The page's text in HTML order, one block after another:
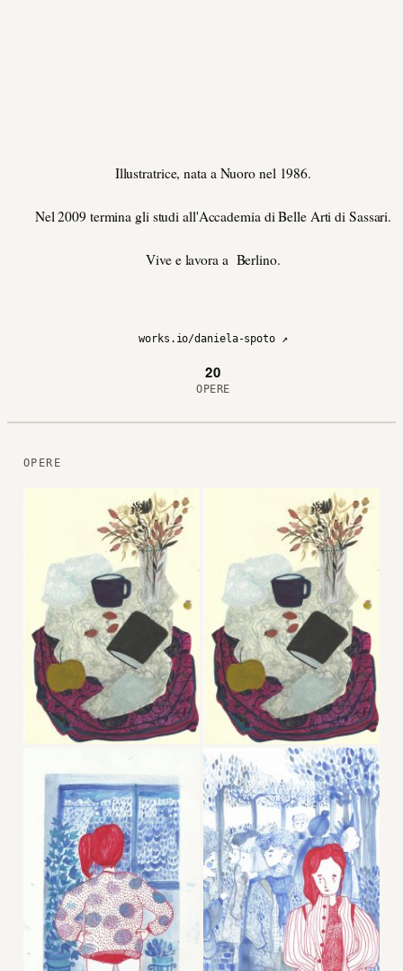
Illustratrice, nata a Nuoro nel 1986.
Nel 2009 termina gli studi all'Accademia di Belle Arti di Sassari.
Vive e lavora a Berlino.
works.io/daniela-spoto ↗
20
OPERE
OPERE